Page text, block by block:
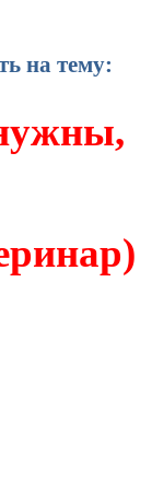
на тему: